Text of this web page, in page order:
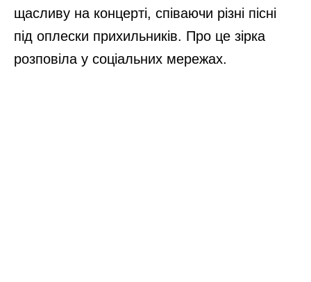
щасливу на концерті, співаючи різні пісні
під оплески прихильників. Про це зірка
розповіла у соціальних мережах.